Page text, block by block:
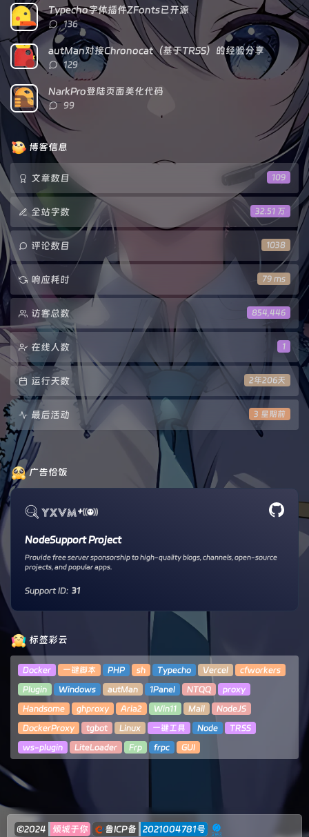
数：
Typecho字体插件ZFonts已开源
评
论
数：
136
autMan对接Chronocat（基于TRSS）的经验分享
评
论
数：
129
NarkPro登陆页面美化代码
评
数：
99
博客信息
109
文章数目
32.51 万
全站字数
1038
评论数目
79 ms
响应耗时
854,446
访客总数
1
在线人数
2年206天
运行天数
3 星期前
最后活动
广告恰饭
+
NodeSupport Project
Provide free server sponsorship to high-quality blogs, channels, open-source
projects, and popular apps.
Support ID: 31
标签彩云
Docker 一键脚本 PHP sh Typecho Vercel
cfworkers
Plugin
Windows autMan 1Panel NTQQ
proxy
Handsome
ghproxy Aria2 Win11 Mail
NodeJS
DockerProxy
tgbot Linux 一键工具 Node
TRSS
ws-plugin
LiteLoader Frp frpc GUI
©2024 倾城于你 鲁ICP备 2021004781号